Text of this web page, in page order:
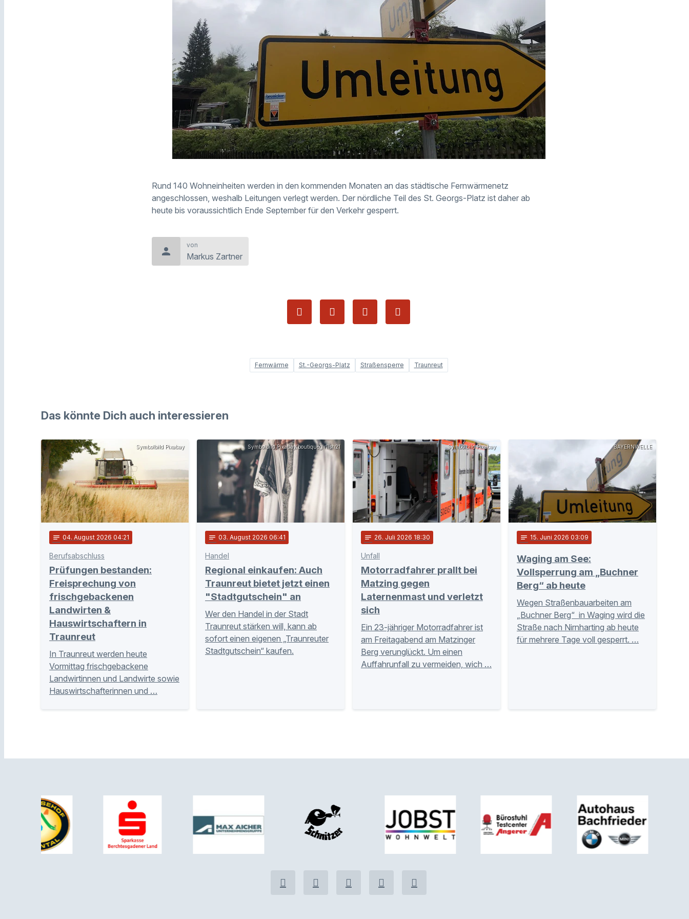
Rund 140 Wohneinheiten werden in den kommenden Monaten an das städtische Fernwärmenetz
angeschlossen, weshalb Leitungen verlegt werden. Der nördliche Teil des St. Georgs-Platz ist daher ab
heute bis voraussichtlich Ende September für den Verkehr gesperrt.
person
von
Markus Zartner
Fernwärme St.-Georgs-Platz Straßensperre Traunreut
Das könnte Dich auch interessieren
Symbolbild Pixabay
notes 04. August 2026 04:21
Berufsabschluss
Prüfungen bestanden:
Freisprechung von
frischgebackenen
Landwirten &
Hauswirtschaftern in
Traunreut
In Traunreut werden heute
Vormittag frischgebackene
Landwirtinnen und Landwirte sowie
Hauswirtschafterinnen und …
Symbolbild Pixabay/boutiquegirlish21
notes 03. August 2026 06:41
Handel
Regional einkaufen: Auch
Traunreut bietet jetzt einen
"Stadtgutschein" an
Wer den Handel in der Stadt
Traunreut stärken will, kann ab
sofort einen eigenen „Traunreuter
Stadtgutschein“ kaufen.
Symbolbild Pixabay
notes 26. Juli 2026 18:30
Unfall
Motorradfahrer prallt bei
Matzing gegen
Laternenmast und verletzt
sich
Ein 23-jähriger Motorradfahrer ist
am Freitagabend am Matzinger
Berg verunglückt. Um einen
Auffahrunfall zu vermeiden, wich …
BAYERNWELLE
notes 15. Juni 2026 03:09
Waging am See:
Vollsperrung am „Buchner
Berg“ ab heute
Wegen Straßenbauarbeiten am
„Buchner Berg“ in Waging wird die
Straße nach Nirnharting ab heute
für mehrere Tage voll gesperrt. …